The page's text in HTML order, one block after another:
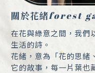
關於花緒forest
在花與綠意之間，我們
生活的詩。
花緒，意為「花的思
它的故事，每一片葉也